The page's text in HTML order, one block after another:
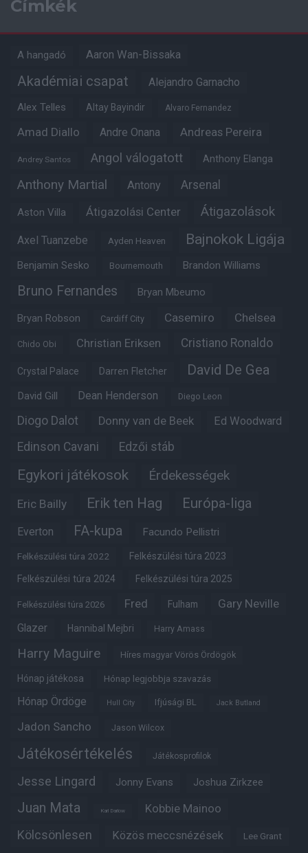
Címkék
A hangadó Aaron Wan-Bissaka
Akadémiai csapat Alejandro Garnacho
Alex Telles Altay Bayindir Alvaro Fernandez
Amad Diallo Andre Onana Andreas Pereira
Andrey Santos Angol válogatott Anthony Elanga
Anthony Martial Antony Arsenal
Aston Villa Átigazolási Center Átigazolások
Axel Tuanzebe Ayden Heaven Bajnokok Ligája
Benjamin Sesko Bournemouth Brandon Williams
Bruno Fernandes Bryan Mbeumo
Bryan Robson Cardiff City Casemiro Chelsea
Chido Obi Christian Eriksen Cristiano Ronaldo
Crystal Palace Darren Fletcher David De Gea
David Gill Dean Henderson Diego Leon
Diogo Dalot Donny van de Beek Ed Woodward
Edinson Cavani Edzői stáb
Egykori játékosok Érdekességek
Eric Bailly Erik ten Hag Európa-liga
Everton FA-kupa Facundo Pellistri
Felkészülési túra 2022 Felkészülési túra 2023
Felkészülési túra 2024 Felkészülési túra 2025
Felkészülési túra 2026 Fred Fulham Gary Neville
Glazer Hannibal Mejbri Harry Amass
Harry Maguire Híres magyar Vörös Ördögök
Hónap játékosa Hónap legjobbja szavazás
Hónap Ördöge Hull City Ifjúsági BL Jack Butland
Jadon Sancho Jason Wilcox
Játékosértékelés Játékosprofilok
Jesse Lingard Jonny Evans Joshua Zirkzee
Juan Mata Karl Darlow Kobbie Mainoo
Kölcsönlesen Közös meccsnézések Lee Grant